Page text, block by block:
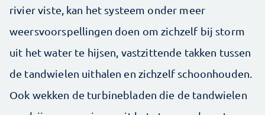
rivier viste, kan het systeem onder meer
weersvoorspellingen doen om zichzelf bij storm
uit het water te hijsen, vastzittende takken tussen
de tandwielen uithalen en zichzelf schoonhouden.
Ook wekken de turbinebladen die de tandwielen